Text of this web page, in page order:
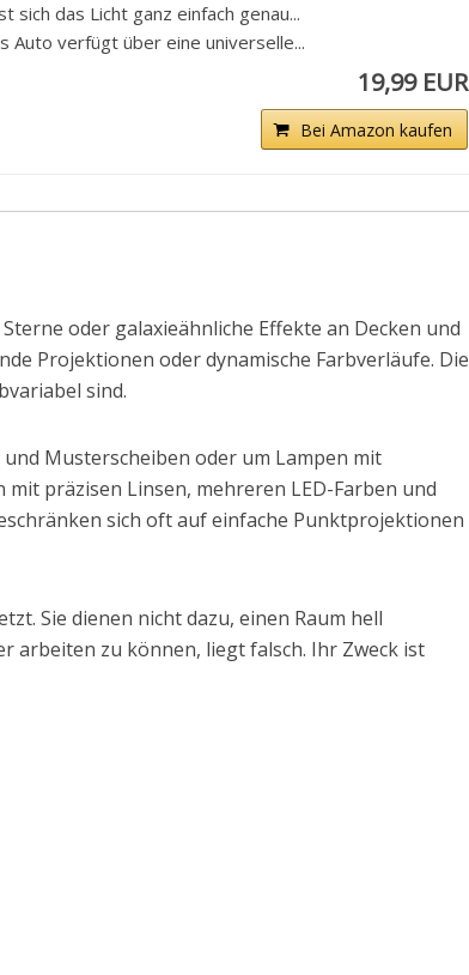
sich das Licht ganz einfach genau...
Auto verfügt über eine universelle...
19,99 EUR
Bei Amazon kaufen
oder galaxieähnliche Effekte an Decken und
Projektionen oder dynamische Farbverläufe. Die
sind.
Musterscheiben oder um Lampen mit
präzisen Linsen, mehreren LED-Farben und
sich oft auf einfache Punktprojektionen
Sie dienen nicht dazu, einen Raum hell
arbeiten zu können, liegt falsch. Ihr Zweck ist